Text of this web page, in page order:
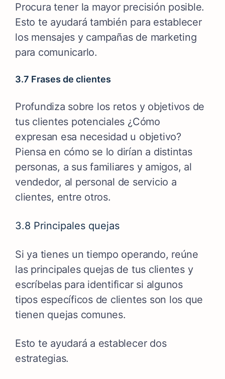
Procura tener la mayor precisión posible.
Esto te ayudará también para establecer
los mensajes y campañas de marketing
para comunicarlo.
3.7 Frases de clientes
Profundiza sobre los retos y objetivos de
tus clientes potenciales ¿Cómo
expresan esa necesidad u objetivo?
Piensa en cómo se lo dirían a distintas
personas, a sus familiares y amigos, al
vendedor, al personal de servicio a
clientes, entre otros.
3.8 Principales quejas
Si ya tienes un tiempo operando, reúne
las principales quejas de tus clientes y
escríbelas para identificar si algunos
tipos específicos de clientes son los que
tienen quejas comunes.
Esto te ayudará a establecer dos
estrategias.